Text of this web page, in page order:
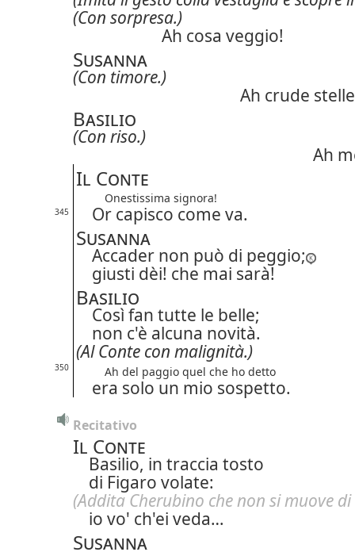
(Con sorpresa.)
Ah cosa veggio!
Susanna
(Con timore.)
Ah crude
Basilio
(Con riso.)
Ah
Il Conte
Onestissima signora!
345 Or capisco come va.
Susanna
Accader non può di peggio;
giusti dèi! che mai sarà!
Basilio
Così fan tutte le belle;
non c'è alcuna novità.
(Al Conte con malignità.)
350 Ah del paggio quel che ho detto
era solo un mio sospetto.
Recitativo
Il Conte
Basilio, in traccia tosto
di Figaro volate:
(Addita Cherubino che non si muove di
io vo' ch'ei veda…
Susanna